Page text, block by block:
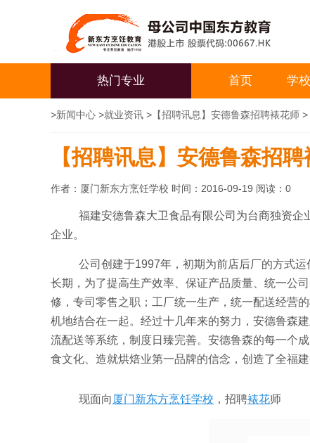
热门专业 首页 学
>新闻中心 >就业资讯 > 【招聘讯息】安德鲁森招聘裱花师 >
【招聘讯息】安德鲁森招
作者：厦门新东方烹饪学校 时间：2016-09-19 阅读： 0
福建安德鲁森大卫食品有限公司为台商独资企
企业。
公司创建于1997年，初期为前店后厂的方式
长期，为了提高生产效率、保证产品质量、统一公
修，专司零售之职；工厂统一生产，统一配送经营
机地结合在一起。经过十几年来的努力，安德鲁森
流配送等系统，制度日臻完善。安德鲁森的每一个
食文化、造就烘焙业第一品牌的信念，创造了全福
现面向 厦门新东方烹饪学校 ，招聘裱花师